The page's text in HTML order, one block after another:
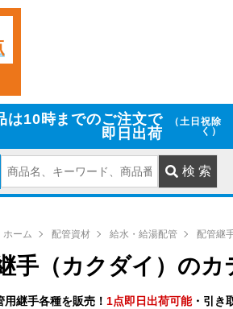
は10時までのご注文で
即日出荷
（土日祝除
く）
ーム 配管資材 給水・給湯配管 配管継
手（カクダイ）のカ
継手各種を販売！ 1点即日出荷可能・引き